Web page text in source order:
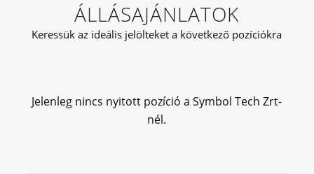
ÁLLÁSAJÁNLATOK
Keressük az ideális jelölteket a következő pozíciókra
Jelenleg nincs nyitott pozíció a Symbol Tech Zrt-
nél.